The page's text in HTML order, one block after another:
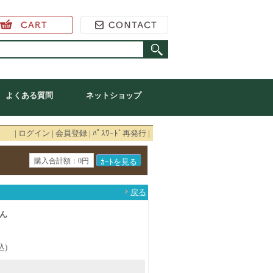
よくある質問 ネットショップ
| ログイン | 会員登録 | ﾊﾟｽﾜｰﾄﾞ再発行 |
購入合計額：0円
戻る
)